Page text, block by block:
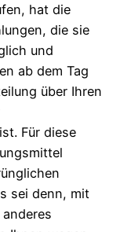
hat die
die sie
und
ab dem Tag
über Ihren
Für diese
sei denn, mit